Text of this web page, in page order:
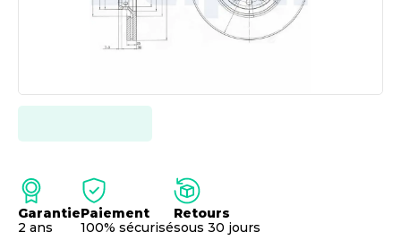
Garantie
2 ans
Paiement
100% sécurisé
Retours
sous 30 jours